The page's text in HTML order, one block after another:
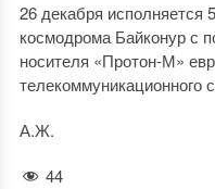
26 декабря исполняется
космодрома Байконур с
носителя «Протон-М»
телекоммуникационного
А.Ж.
44